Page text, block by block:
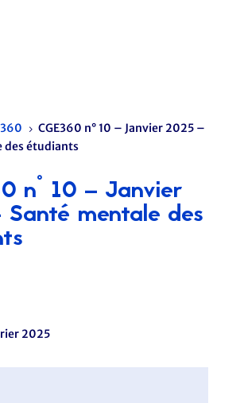
5 CGE360 n° 10 – Janvier 2025 –
des étudiants
n° 10 – Janvier
mentale des
2025